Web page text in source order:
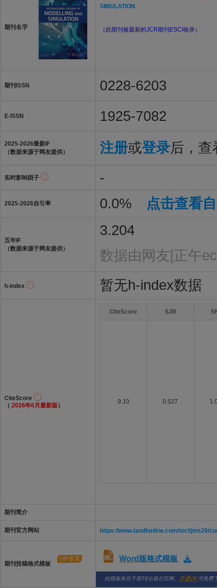
期刊名字
SIMULATION
（此期刊被最新的JCR期刊ESCI收录）
期刊ISSN 0228-6203
E-ISSN 1925-7082
2025-2026最新IF
（数据来源于网友提供）
注册或登录后，查
实时影响因子 -
2025-2026自引率 0.0% 点击查看
五年IF
（数据来源于网友提供）
3.204
数据由网友[正午
h-index 暂无h-index数据
CiteScore
（ 2026年6月最新版 ）
CiteScore SJR
9.10 0.527
期刊简介
期刊官方网站 https://www.tandfonline.com/toc/tjms20/
期刊投稿格式模板
VIP专享 Word版格式模板
此模板来自于期刊/出版社官网。 开通VIP 可免费